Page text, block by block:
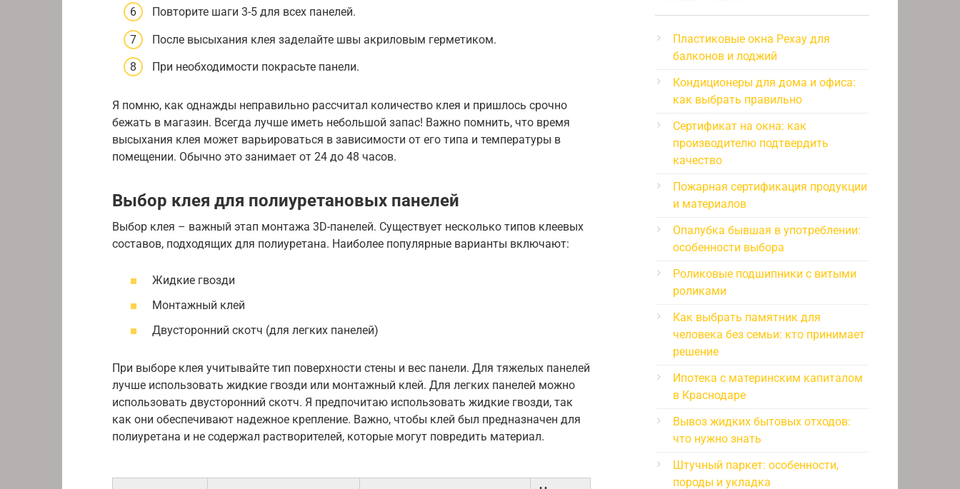
Повторите шаги 3-5 для всех панелей.
После высыхания клея заделайте швы акриловым герметиком.
При необходимости покрасьте панели.
Я помню, как однажды неправильно рассчитал количество клея и пришлось срочно
бежать в магазин. Всегда лучше иметь небольшой запас! Важно помнить, что время
высыхания клея может варьироваться в зависимости от его типа и температуры в
помещении. Обычно это занимает от 24 до 48 часов.
Выбор клея для полиуретановых панелей
Выбор клея – важный этап монтажа 3D-панелей. Существует несколько типов клеевых
составов, подходящих для полиуретана. Наиболее популярные варианты включают:
Жидкие гвозди
Монтажный клей
Двусторонний скотч (для легких панелей)
При выборе клея учитывайте тип поверхности стены и вес панели. Для тяжелых панелей
лучше использовать жидкие гвозди или монтажный клей. Для легких панелей можно
использовать двусторонний скотч. Я предпочитаю использовать жидкие гвозди, так
как они обеспечивают надежное крепление. Важно, чтобы клей был предназначен для
полиуретана и не содержал растворителей, которые могут повредить материал.
Пластиковые окна Рехау для
балконов и лоджий
Кондиционеры для дома и офиса:
как выбрать правильно
Сертификат на окна: как
производителю подтвердить
качество
Пожарная сертификация продукции
и материалов
Опалубка бывшая в употреблении:
особенности выбора
Роликовые подшипники с витыми
роликами
Как выбрать памятник для
человека без семьи: кто принимает
решение
Ипотека с материнским капиталом
в Краснодаре
Вывоз жидких бытовых отходов:
что нужно знать
Штучный паркет: особенности,
породы и укладка